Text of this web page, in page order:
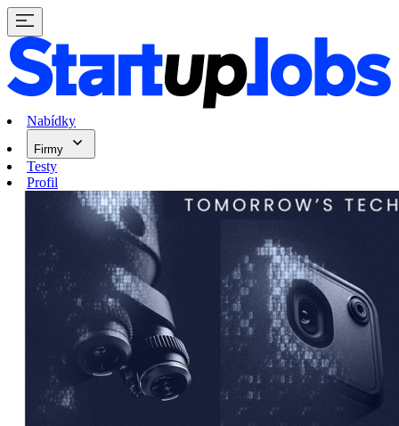
Nabídky
Firmy
Testy
Profil